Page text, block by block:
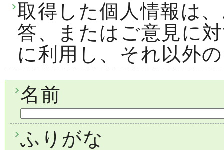
取得した個人情報は
答、またはご意見に
に利用し、それ以外
名前
ふりがな